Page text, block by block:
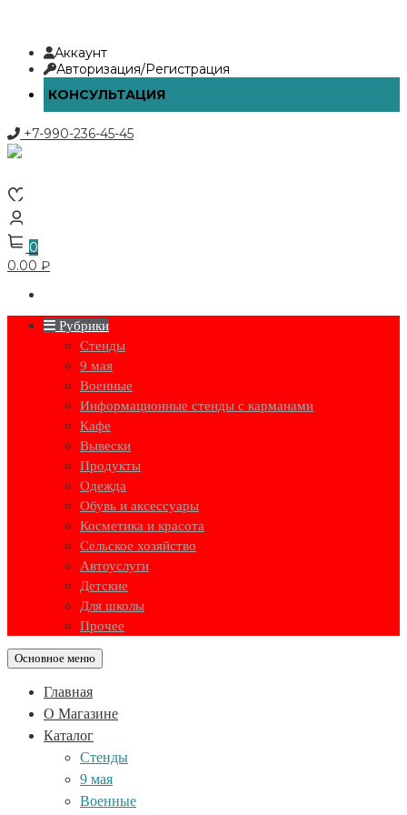
ПерейтиАккаунт
Авторизация/Регистрация
КОНСУЛЬТАЦИЯ
+7-990-236-45-45
0
0.00 ₽
Рубрики
Стенды
9 мая
Военные
Информационные стенды с карманами
Кафе
Вывески
Продукты
Одежда
Обувь и аксессуары
Косметика и красота
Сельское хозяйство
Автоуслуги
Детские
Для школы
Прочее
Основное меню
Главная
О Магазине
Каталог
Стенды
9 мая
Военные